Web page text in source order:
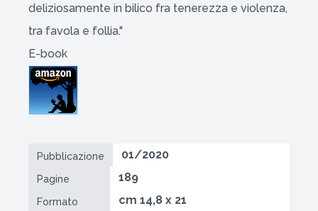
deliziosamente in bilico fra tenerezza e violenza,
tra favola e follia."
E-book
Pubblicazione 01/2020
Pagine 189
Formato cm 14,8 x 21